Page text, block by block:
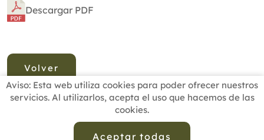
Descargar PDF
Volver
Aviso: Esta web utiliza cookies para poder ofrecer nuestros
servicios. Al utilizarlos, acepta el uso que hacemos de las
cookies.
Aceptar todas
BUSCADOR PROFESIONALES
ESCUELAS RECOMENDADAS